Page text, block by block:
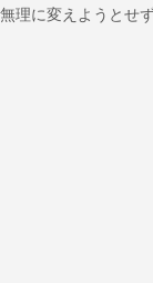
無理に変えようとせ